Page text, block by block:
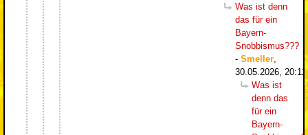
Was ist denn
das für ein
Bayern-
Snobbismus???
- Smeller
30.05.2026, 20:11
Was ist
denn das
für ein
Bayern-